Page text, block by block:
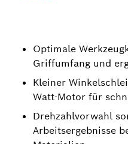
Optimale
Griffumfang und
Kleiner
Watt-Motor für
Drehzahlvorwahl
Arbeitsergebnisse